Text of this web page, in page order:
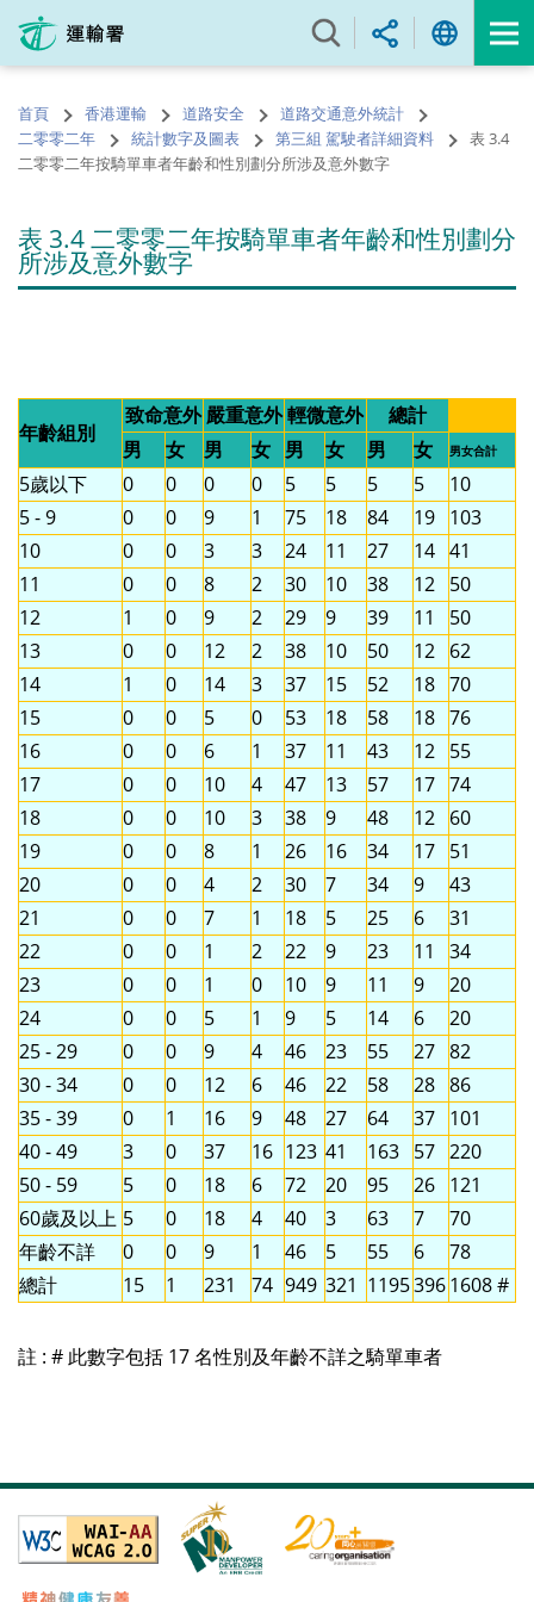
內
的
開
始
首頁 香港運輸 道路安全
道路交通意外統計
二零零二年
統計數字及圖表 第三組 駕駛者詳細資料
表 3.4
二零零二年按騎單車者年齡和性別劃分所涉及意外數字
表 3.4 二零零二年按騎單車者年齡和性別劃分
所涉及意外數字
年齡組別
致命意外 嚴重意外 輕微意外
總計
男
女 男 女 男 女 男 女 男女合計
5歲以下 0 0 0 0 5 5 5 5
10
5 - 9
0 0 9 1 75 18 84 19 103
10
0 0 3 3 24 11 27 14 41
11
0 0 8 2 30 10 38 12 50
12
1 0 9 2 29 9 39 11
50
13
0 0 12 2 38 10 50 12 62
14
1 0 14 3 37 15 52 18 70
15
0 0 5 0 53 18 58 18 76
16
0 0 6 1 37 11 43 12 55
17
0 0 10 4 47 13 57 17 74
18
0 0 10 3 38 9 48 12 60
19
0 0 8 1 26 16 34 17 51
20
0 0 4 2 30 7 34 9
43
21
0 0 7 1 18 5 25 6
31
22
0 0 1 2 22 9 23 11
34
23
0 0 1 0 10 9 11 9
20
24
0 0 5 1 9 5 14 6
20
25 - 29
0 0 9 4 46 23 55 27 82
30 - 34
0 0 12 6 46 22 58 28 86
35 - 39
0 1 16 9 48 27 64 37 101
40 - 49
3 0 37 16 123 41 163 57 220
50 - 59
5 0 18 6 72 20 95 26 121
60歲及以上 5 0 18 4 40 3 63 7
70
年齡不詳
0 0 9 1 46 5 55 6
78
總計
15 1 231 74 949 321 11953961608 #
註 : # 此數字包括 17 名性別及年齡不詳之騎單車者